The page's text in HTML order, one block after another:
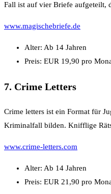
Fall ist auf vier Briefe aufgeteilt,
www.magischebriefe.de
Alter: Ab 14 Jahren
Preis: EUR 19,90 pro
7. Crime Letters
Crime letters ist ein Format für
Kriminalfall bilden. Knifflige
www.crime-letters.com
Alter: Ab 14 Jahren
Preis: EUR 21,90 pro